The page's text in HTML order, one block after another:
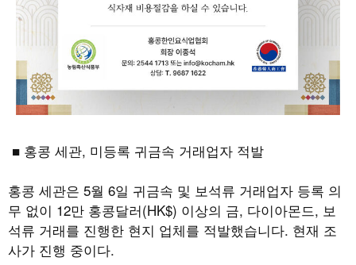
■ 홍콩 세관, 미등록 귀금속 거래업자 적발
홍콩 세관은 5월 6일 귀금속 및 보석류 거래업자 등록 의
무 없이 12만 홍콩달러(HK$) 이상의 금, 다이아몬드, 보
석류 거래를 진행한 현지 업체를 적발했습니다. 현재 조
사가 진행 중이다.